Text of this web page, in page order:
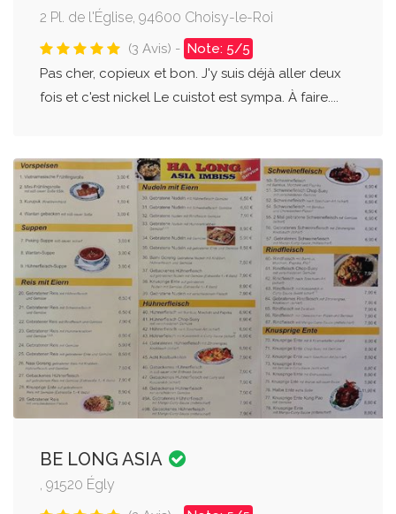
2 Pl. de l'Église, 94600 Choisy-le-Roi
(3 Avis) - Note: 5/5
Pas cher, copieux et bon. J'y suis déjà aller deux
fois et c'est nickel Le cuistot est sympa. À faire....
BE LONG ASIA
, 91520 Égly